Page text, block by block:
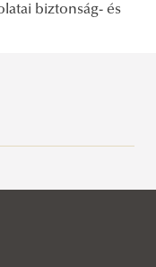
Tanszék
Tanszék
biztonság- és